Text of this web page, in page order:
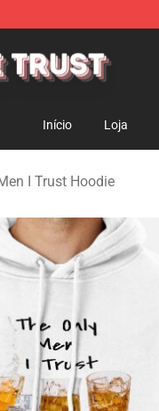
Início Loja
I Trust Hoodie